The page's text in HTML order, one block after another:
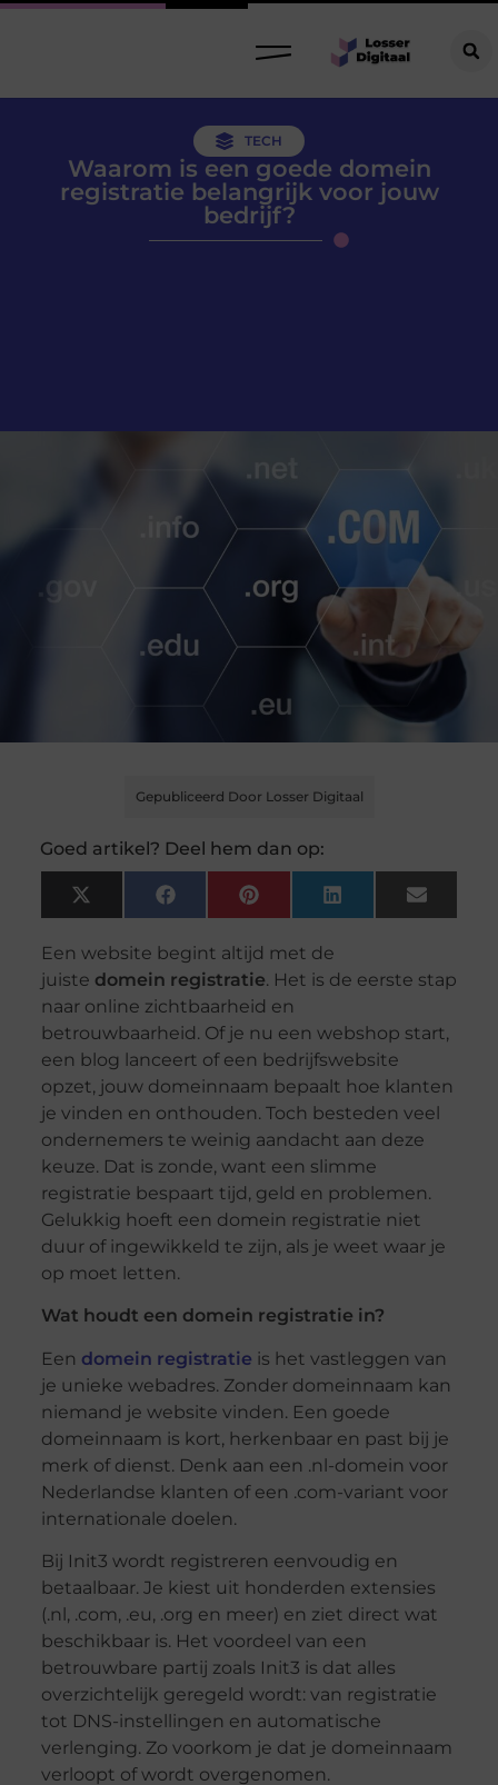
TECH
Waarom is een goede domein
registratie belangrijk voor jouw
bedrijf?
Gepubliceerd Door Losser Digitaal
Goed artikel? Deel hem dan op:
X
(Twitter)
FacebookPinterest LinkedIn Email
Een website begint altijd met de
juiste domein registratie. Het is de eerste stap
naar online zichtbaarheid en
betrouwbaarheid. Of je nu een webshop start,
een blog lanceert of een bedrijfswebsite
opzet, jouw domeinnaam bepaalt hoe klanten
je vinden en onthouden. Toch besteden veel
ondernemers te weinig aandacht aan deze
keuze. Dat is zonde, want een slimme
registratie bespaart tijd, geld en problemen.
Gelukkig hoeft een domein registratie niet
duur of ingewikkeld te zijn, als je weet waar je
op moet letten.
Wat houdt een domein registratie in?
Een domein registratie is het vastleggen van
je unieke webadres. Zonder domeinnaam kan
niemand je website vinden. Een goede
domeinnaam is kort, herkenbaar en past bij je
merk of dienst. Denk aan een .nl-domein voor
Nederlandse klanten of een .com-variant voor
internationale doelen.
Bij Init3 wordt registreren eenvoudig en
betaalbaar. Je kiest uit honderden extensies
(.nl, .com, .eu, .org en meer) en ziet direct wat
beschikbaar is. Het voordeel van een
betrouwbare partij zoals Init3 is dat alles
overzichtelijk geregeld wordt: van registratie
tot DNS-instellingen en automatische
verlenging. Zo voorkom je dat je domeinnaam
verloopt of wordt overgenomen.